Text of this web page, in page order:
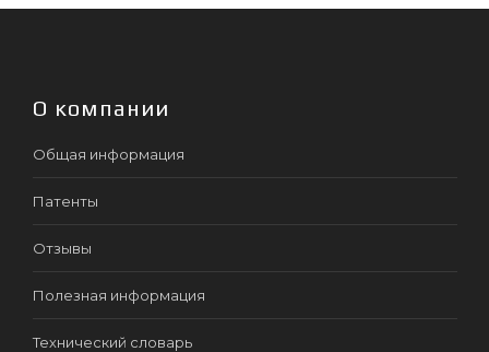
О компании
Общая информация
Патенты
Отзывы
Полезная информация
Технический словарь